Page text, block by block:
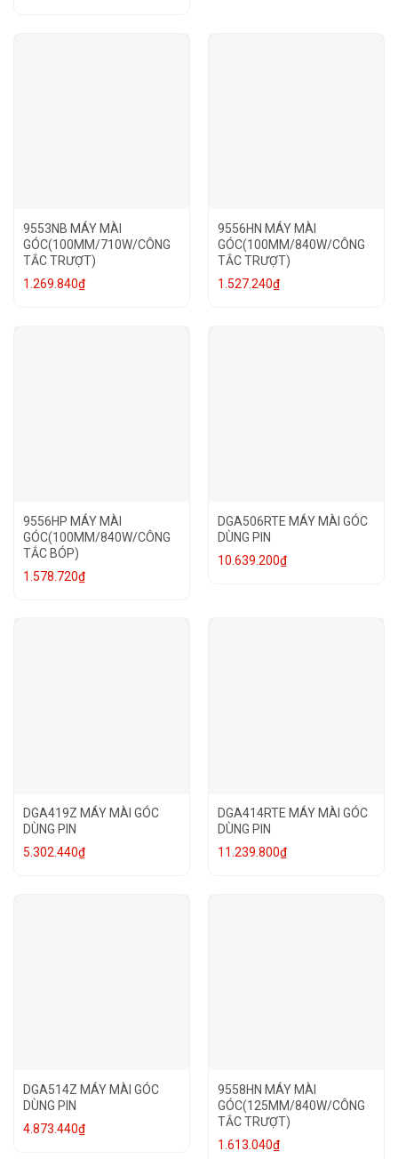
9553NB MÁY MÀI
GÓC(100MM/710W/CÔNG
TẮC TRƯỢT)
1.269.840₫
9556HN MÁY MÀI
GÓC(100MM/840W/CÔNG
TẮC TRƯỢT)
1.527.240₫
9556HP MÁY MÀI
GÓC(100MM/840W/CÔNG
TẮC BÓP)
1.578.720₫
DGA506RTE MÁY MÀI GÓC
DÙNG PIN
10.639.200₫
DGA419Z MÁY MÀI GÓC
DÙNG PIN
5.302.440₫
DGA414RTE MÁY MÀI GÓC
DÙNG PIN
11.239.800₫
DGA514Z MÁY MÀI GÓC
DÙNG PIN
4.873.440₫
9558HN MÁY MÀI
GÓC(125MM/840W/CÔNG
TẮC TRƯỢT)
1.613.040₫